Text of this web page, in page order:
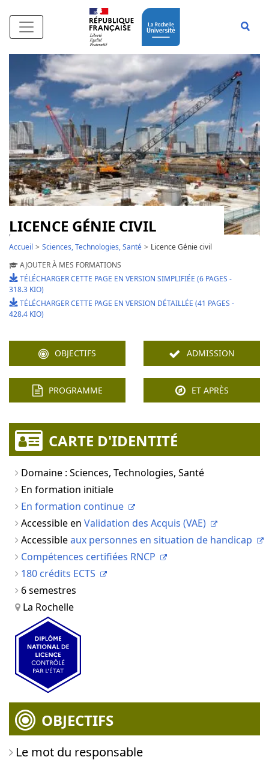
Aller au contenu principal
LICENCE GÉNIE CIVIL
Accueil Sciences, Technologies, Santé
Licence Génie civil
AJOUTER À MES FORMATIONS
TÉLÉCHARGER CETTE PAGE EN VERSION SIMPLIFIÉE (6 PAGES -
318.3 KIO)
TÉLÉCHARGER CETTE PAGE EN VERSION DÉTAILLÉE (41 PAGES -
428.4 KIO)
OBJECTIFS ADMISSION
PROGRAMME ET APRÈS
CARTE D'IDENTITÉ
Domaine : Sciences, Technologies, Santé
En formation initiale
En formation continue
Accessible en Validation des Acquis (VAE)
Accessibleaux personnes en situation de handicap
Compétences certifiées RNCP
180 crédits ECTS
6 semestres
La Rochelle
OBJECTIFS
Le mot du responsable